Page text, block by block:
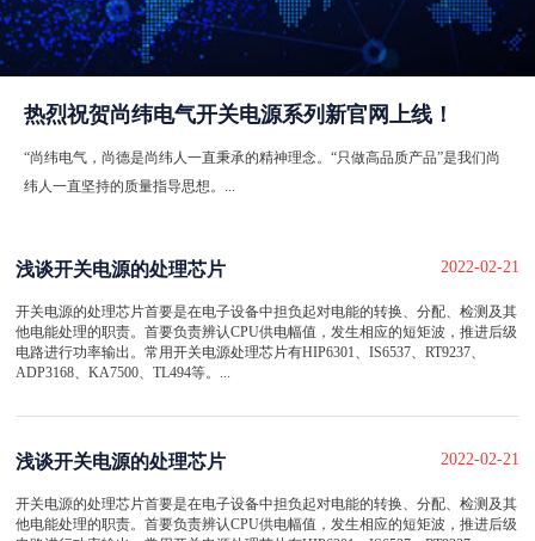
热烈祝贺尚纬电气开关电源系列新官网上线！
“尚纬电气，尚德是尚纬人一直秉承的精神理念。“只做高品质产品”是我们尚
纬人一直坚持的质量指导思想。...
浅谈开关电源的处理芯片 2022-02-21
开关电源的处理芯片首要是在电子设备中担负起对电能的转换、分配、检测及其
他电能处理的职责。首要负责辨认CPU供电幅值，发生相应的短矩波，推进后级
电路进行功率输出。常用开关电源处理芯片有HIP6301、IS6537、RT9237、
ADP3168、KA7500、TL494等。...
浅谈开关电源的处理芯片 2022-02-21
开关电源的处理芯片首要是在电子设备中担负起对电能的转换、分配、检测及其
他电能处理的职责。首要负责辨认CPU供电幅值，发生相应的短矩波，推进后级